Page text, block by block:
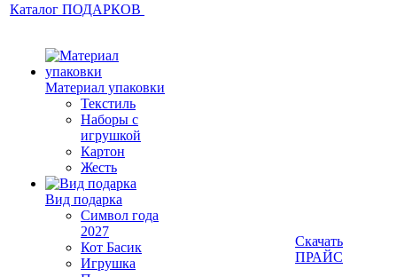
Каталог ПОДАРКОВ
Материал упаковки
Текстиль
Наборы с
игрушкой
Картон
Жесть
Вид подарка
Символ года
2027
Кот Басик
Игрушка
Скачать
ПРАЙС